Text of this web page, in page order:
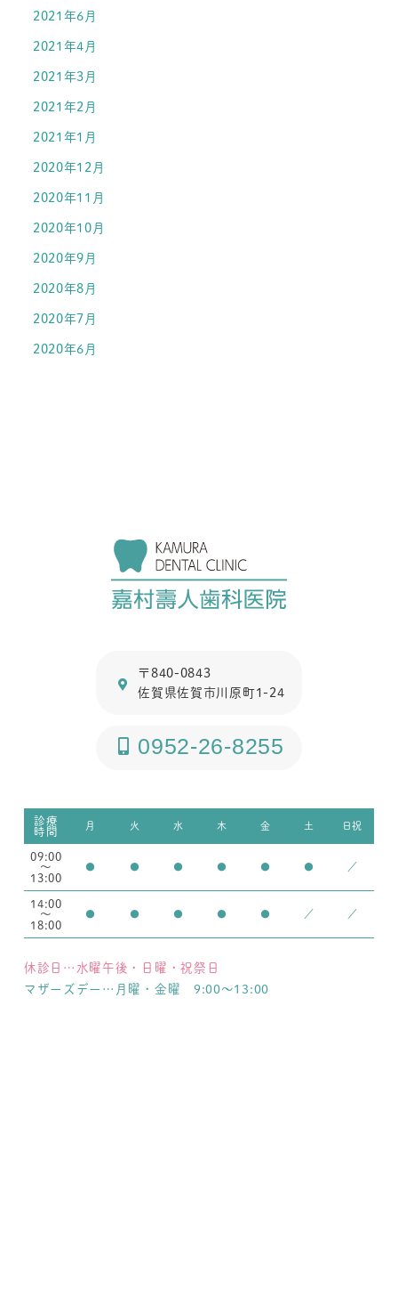
2021年6月
2021年4月
2021年3月
2021年2月
2021年1月
2020年12月
2020年11月
2020年10月
2020年9月
2020年8月
2020年7月
2020年6月
〒840-0843
佐賀県佐賀市川原町1-24
0952-26-8255
診療
時間 月 火 水 木 金 土 日祝
09:00
～
13:00
● ● ● ● ● ● ／
14:00
～
18:00
● ● ● ● ● ／ ／
休診日…水曜午後・日曜・祝祭日
マザーズデー…月曜・金曜 9:00～13:00